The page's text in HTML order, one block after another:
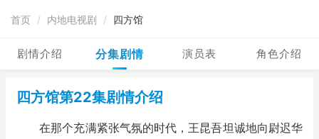
首页 / 内地电视剧 / 四方馆
剧情介绍 分集剧情 演员表 角色介绍
四方馆第22集剧情介绍
在那个充满紧张气氛的时代，王昆吾坦诚地向尉迟华